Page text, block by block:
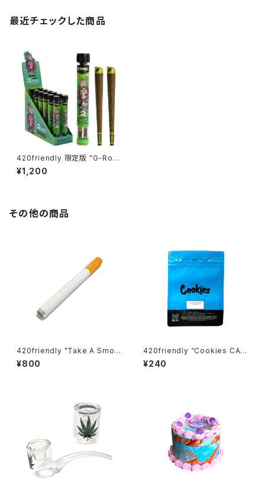
最近チェックした商品
420friendly 限定版 "G-Roll
z" 詰めるだけで楽しめる - ブラ
ントコーン ミント 420shibuya
¥1,200
その他の商品
420friendly "Take A Smok
e" こっそりチルタイム Cigarett
e Bat ロング シガレットワンヒ
¥800
420friendly “Cookies CA
Mylar Bag – BLUE / 28g” ク
ッキー マイラーバッグ（ブルー）
¥240